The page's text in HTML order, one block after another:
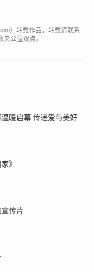
）转载作品，转载请联系
公益观点。
暖启幕 传递爱与美好
》
宣传片